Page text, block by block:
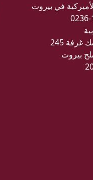
في بيروت
245
بيروت